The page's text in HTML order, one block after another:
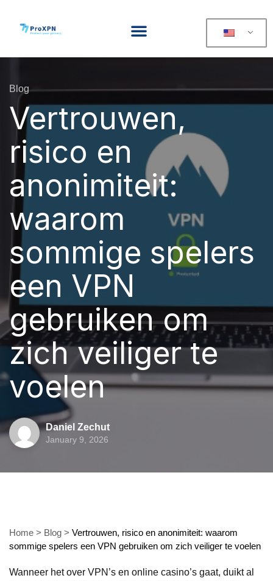
Blog
Vertrouwen,
risico en
anonimiteit:
waarom
sommige spelers
een VPN
gebruiken om
zich veiliger te
voelen
Daniel Zechut
January 9, 2026
Home > Blog > Vertrouwen, risico en anonimiteit: waarom
sommige spelers een VPN gebruiken om zich veiliger te voelen
Wanneer het over VPN’s en online casino’s gaat, duikt al